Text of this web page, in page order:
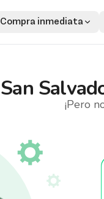
Compra inmediata
San
¡Pero